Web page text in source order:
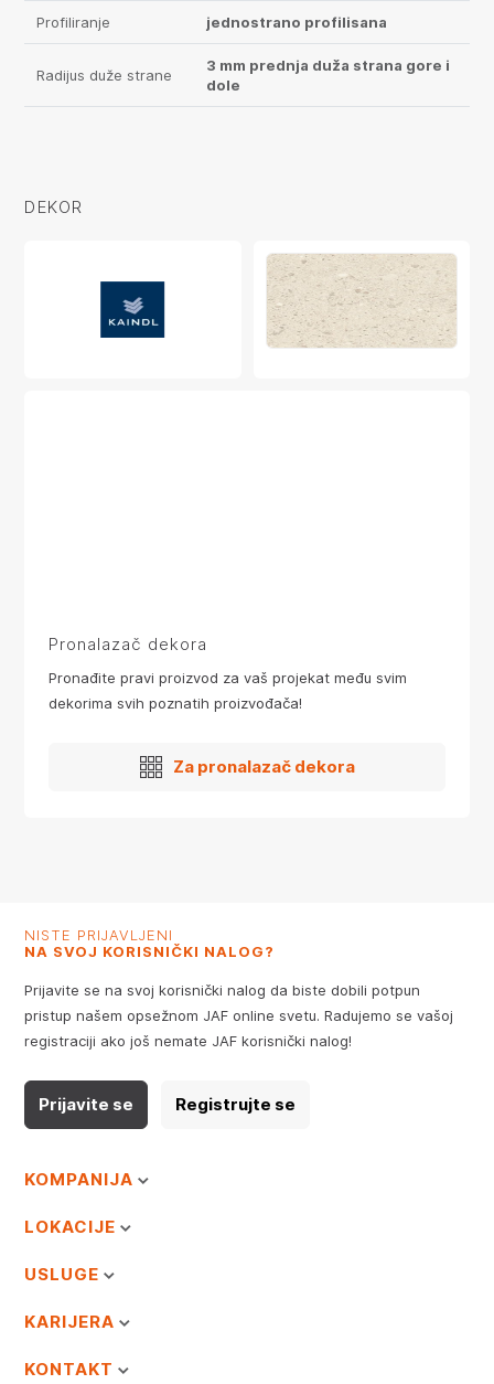
Profiliranje jednostrano profilisana
Radijus duže strane
3 mm prednja duža strana gore i
dole
DEKOR
Pronalazač dekora
Pronađite pravi proizvod za vaš projekat među svim
dekorima svih poznatih proizvođača!
Za pronalazač dekora
NISTE PRIJAVLJENI
NA SVOJ KORISNIČKI NALOG?
Prijavite se na svoj korisnički nalog da biste dobili potpun
pristup našem opsežnom JAF online svetu. Radujemo se vašoj
registraciji ako još nemate JAF korisnički nalog!
Prijavite se Registrujte se
KOMPANIJA
LOKACIJE
USLUGE
KARIJERA
KONTAKT